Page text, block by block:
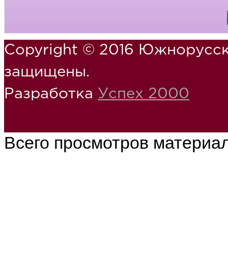
Copyright © 2016
защищены.
Разработка Успех 2000
Всего просмотров